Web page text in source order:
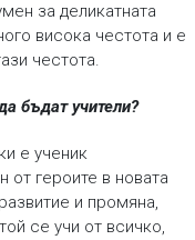
за деликатната
висока честота и е
честота.
бъдат учители?
е ученик
от героите в новата
и промяна,
се учи от всичко,